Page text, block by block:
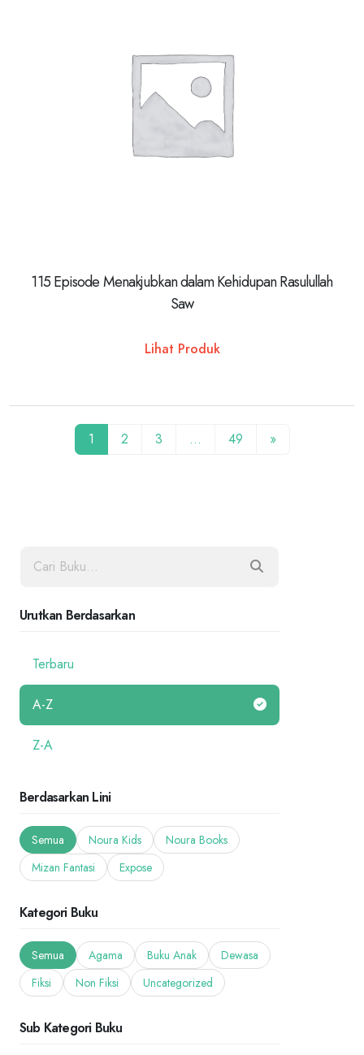
115 Episode Menakjubkan dalam Kehidupan Rasulullah
Saw
Lihat Produk
1 2 3 … 49 »
Urutkan Berdasarkan
Terbaru
A-Z
Z-A
Berdasarkan Lini
Semua Noura Kids
Noura Books
Mizan Fantasi
Expose
Kategori Buku
Semua Agama Buku Anak
Dewasa
Fiksi
Non Fiksi Uncategorized
Sub Kategori Buku